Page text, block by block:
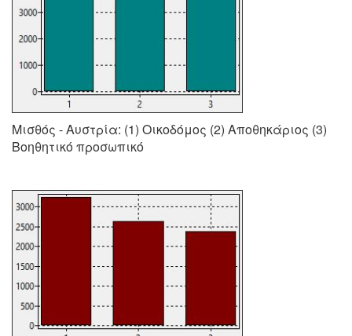
Μισθός - Αυστρία: (1) Οικοδόμος (2) Αποθηκάριος (3)
Βοηθητικό προσωπικό